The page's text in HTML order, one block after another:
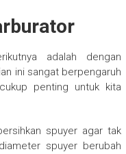
adalah dengan
ini sangat berpengaruh
penting untuk kita
spuyer agar tak
spuyer berubah